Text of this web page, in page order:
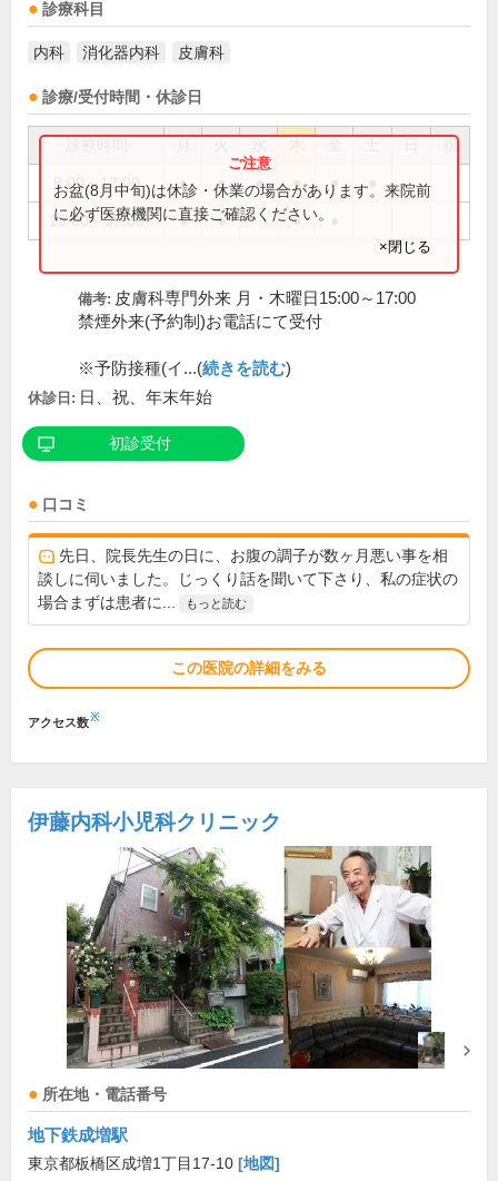
診療科目
内科 消化器内科 皮膚科
診療/受付時間・休診日
祝
9:00～12:00 ● ● ● ● ●
15:00～18:30 ● ● ●
お盆(8月中旬)は休診・休業の場合があります。来院前
に必ず医療機関に直接ご確認ください。
×閉じる
備考: 皮膚科専門外来 月・木曜日15:00～17:00
禁煙外来(予約制)お電話にて受付
※予防接種(イ...(続きを読む)
休診日: 日、祝、年末年始
初診受付
口コミ
先日、院長先生の日に、お腹の調子が数ヶ月悪い事を相
談しに伺いました。じっくり話を聞いて下さり、私の症状の
場合まずは患者に...
もっと読む
この医院の詳細をみる
アクセス数※
伊藤内科小児科クリニック
所在地・電話番号
地下鉄成増駅
東京都板橋区成増1丁目17-10 [地図]